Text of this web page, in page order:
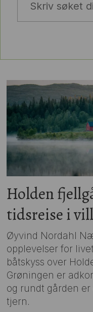
Holden
tidsreise i
Øyvind Nordahl
opplevelser for
båtskyss over
Grøningen er
og rundt gården er
tjern.